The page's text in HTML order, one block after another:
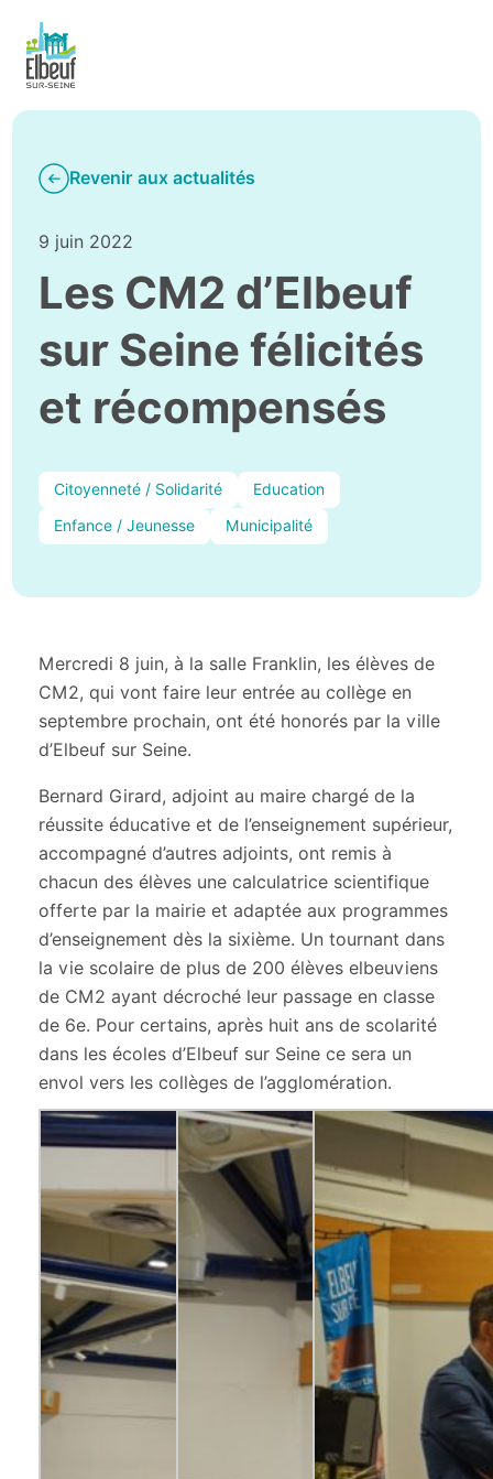
Revenir aux actualités
9 juin 2022
Les CM2 d’Elbeuf
sur Seine félicités
et récompensés
Citoyenneté / Solidarité Education
Enfance / Jeunesse Municipalité
Mercredi 8 juin, à la salle Franklin, les élèves de
CM2, qui vont faire leur entrée au collège en
septembre prochain, ont été honorés par la ville
d’Elbeuf sur Seine.
Bernard Girard, adjoint au maire chargé de la
réussite éducative et de l’enseignement supérieur,
accompagné d’autres adjoints, ont remis à
chacun des élèves une calculatrice scientifique
offerte par la mairie et adaptée aux programmes
d’enseignement dès la sixième. Un tournant dans
la vie scolaire de plus de 200 élèves elbeuviens
de CM2 ayant décroché leur passage en classe
de 6e. Pour certains, après huit ans de scolarité
dans les écoles d’Elbeuf sur Seine ce sera un
envol vers les collèges de l’agglomération.